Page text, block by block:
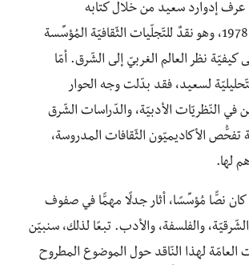
عرف إدوارد سعيد من خلال كتابه
“الاستشراق” عام 1978، وهو نقدٌ للتّجلّيات الثّقافيّة المُؤسِّسة
كيفيّة نظر العالم الغربيّ إلى الشّرق. أمّا
لسعيد، فقد بدّلت وجه الحوار
في النّظريّات الأدبيّة، والدّراسات الشّرق
تفحُّص الأكاديميّون الثّقافات المدروسة،
لها.
كان نصًّا مُؤسِّسًا، أثار جدلًا مهمًّا في صفوف
والفلسفة، والأدب. تبعًا لذلك، سنبيّن
العامّة لهذا النّاقد حول الموضوع المطروح